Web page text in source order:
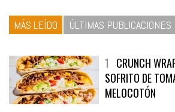
MÁS LEÍDO ÚLTIMAS PUBLICACIONES
1 CRUNCH
SOFRITO DE
MELOCOTÓN